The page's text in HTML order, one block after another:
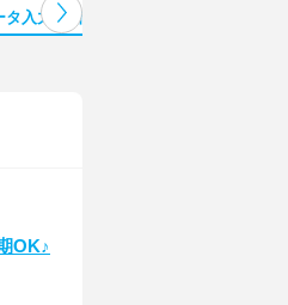
入力 呉市
OK♪